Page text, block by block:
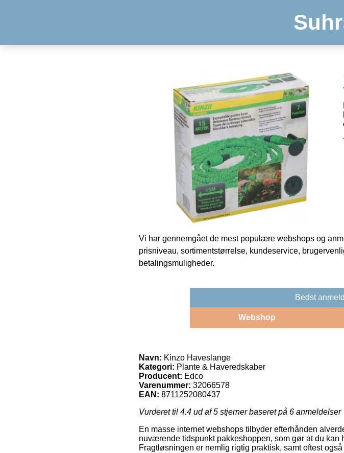
Vi har gennemgået de mest populære webshops og
prisniveau, sortimentstørrelse, kundeservice,
betalingsmuligheder.
Bedst
Webshop
Navn: Kinzo Haveslange
Kategori: Plante & Haveredskaber
Producent: Edco
Varenummer: 32066578
EAN: 8711252080437
Vurderet til 4.4 ud af 5 stjerner baseret på 6 anmeldelser
En masse internet webshops tilbyder efterhånden
nuværende tidspunkt pakkeshoppen, som gør at du
Fragtløsningen er nemlig rigtig praktisk, samt oftest